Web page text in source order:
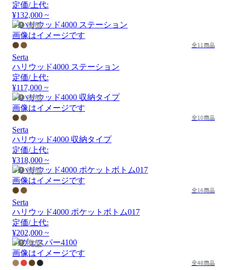
定価/上代:
¥132,000 ~
廃盤
画像はイメージです
全11商品
Serta
ハリウッド4000 ステーション
定価/上代:
¥117,000 ~
廃盤
画像はイメージです
全10商品
Serta
ハリウッド4000 収納タイプ
定価/上代:
¥318,000 ~
廃盤
画像はイメージです
全16商品
Serta
ハリウッド4000 ポケットボトム017
定価/上代:
¥202,000 ~
廃盤
画像はイメージです
全48商品